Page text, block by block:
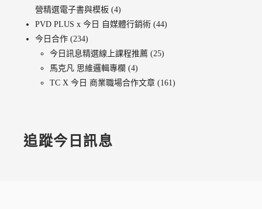
營精選電子書與模板 (4)
PVD PLUS x 今日 自媒體行銷術 (44)
今日合作 (234)
今日訊息精選線上課程推薦 (25)
馬克凡 思維邏輯專欄 (4)
TC X 今日 商業職場合作文章 (161)
追蹤今日訊息